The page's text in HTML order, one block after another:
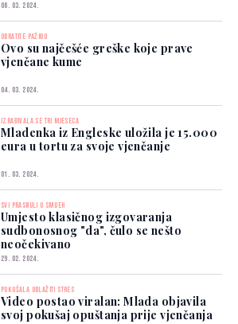
06. 03. 2024.
OBRATITE PAŽNJU
Ovo su najčešće greške koje prave
vjenčane kume
04. 03. 2024.
IZRAĐIVALA SE TRI MJESECA
Mladenka iz Engleske uložila je 15.000
eura u tortu za svoje vjenčanje
01. 03. 2024.
SVI PRASNULI U SMIJEH
Umjesto klasičnog izgovaranja
sudbonosnog "da", čulo se nešto
neočekivano
29. 02. 2024.
POKUŠALA UBLAŽITI STRES
Video postao viralan: Mlada objavila
svoj pokušaj opuštanja prije vjenčanja